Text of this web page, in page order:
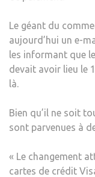
Le géant du
aujourd’hui un e-
les informant que
devait avoir lieu le
là.
Bien qu’il ne soit
sont parvenues à
« Le changement
cartes de crédit